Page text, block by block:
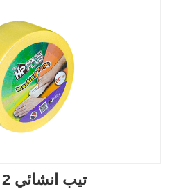
تيب انشائي 2 بوصه - 66 يارده